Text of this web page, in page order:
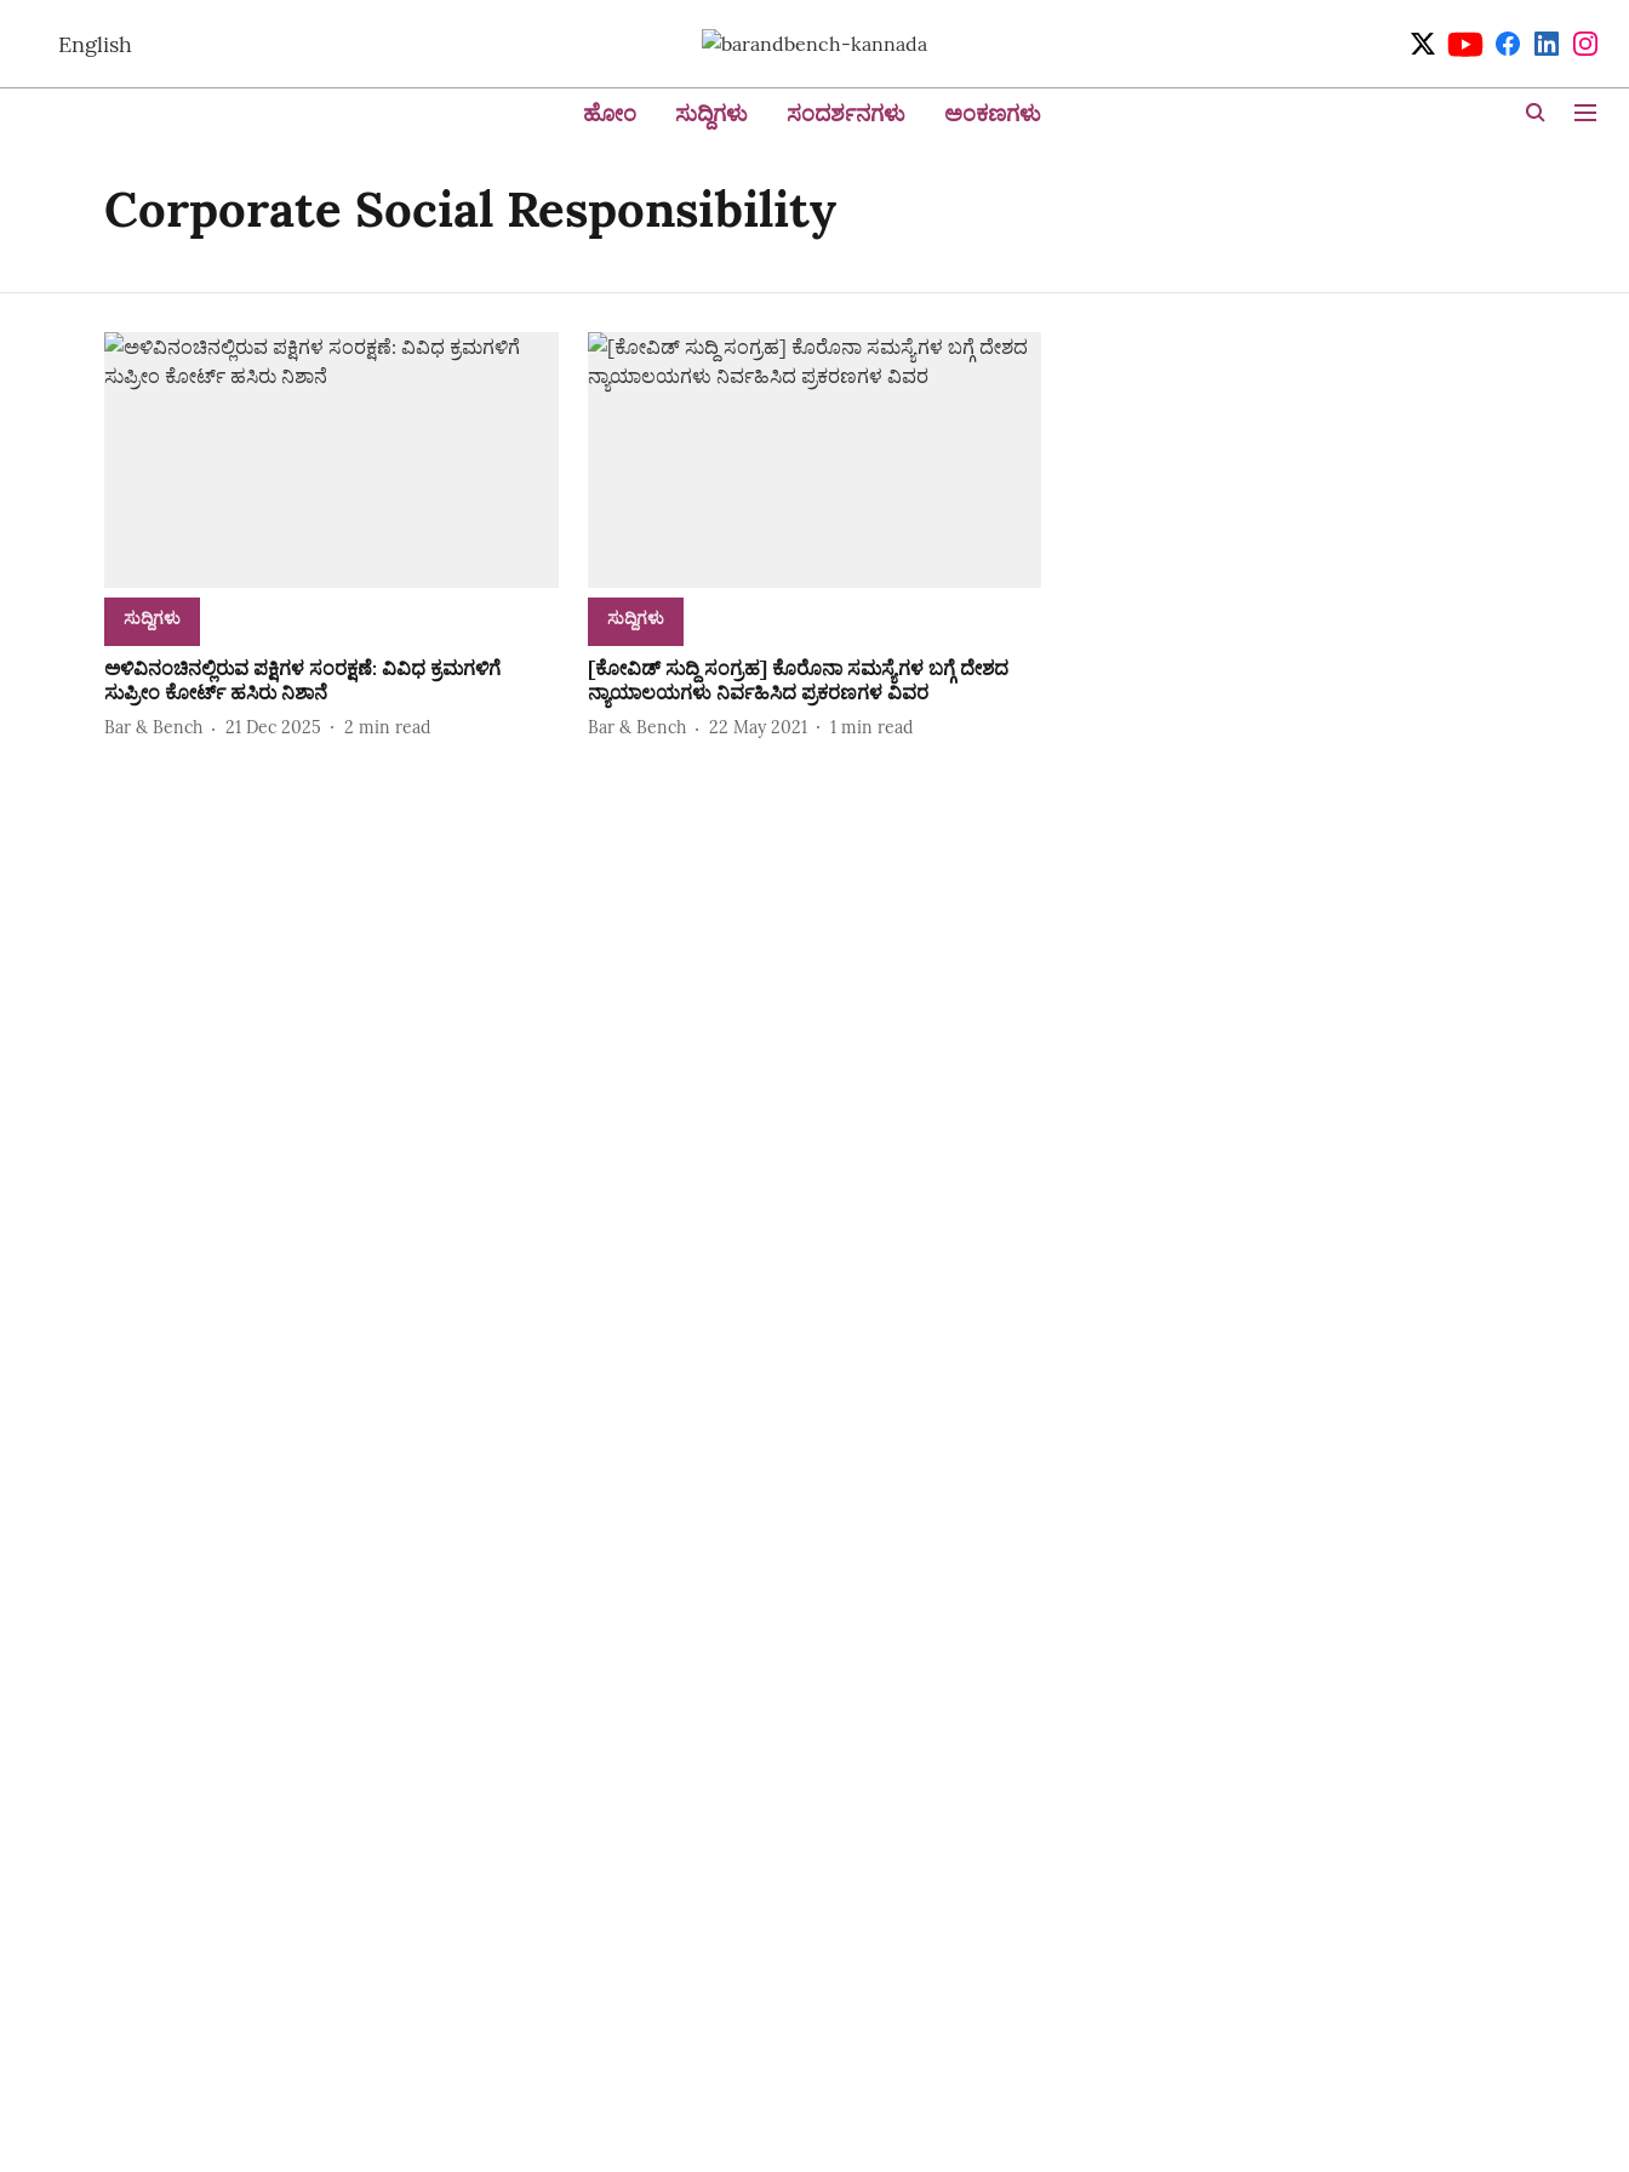
English
ಹೋಂ ಸುದ್ದಿಗಳು ಸಂದರ್ಶನಗಳು ಅಂಕಣಗಳು
Corporate Social Responsibility
ಸುದ್ದಿಗಳು
ಅಳಿವಿನಂಚಿನಲ್ಲಿರುವ ಪಕ್ಷಿಗಳ ಸಂರಕ್ಷಣೆ: ವಿವಿಧ ಕ್ರಮಗಳಿಗೆ
ಸುಪ್ರೀಂ ಕೋರ್ಟ್ ಹಸಿರು ನಿಶಾನೆ
Bar & Bench 21 Dec 2025 2 min read
ಸುದ್ದಿಗಳು
[ಕೋವಿಡ್‌ ಸುದ್ದಿ ಸಂಗ್ರಹ] ಕೊರೊನಾ ಸಮಸ್ಯೆಗಳ ಬಗ್ಗೆ ದೇಶದ
ನ್ಯಾಯಾಲಯಗಳು ನಿರ್ವಹಿಸಿದ ಪ್ರಕರಣಗಳ ವಿವರ
Bar & Bench 22 May 2021 1 min read